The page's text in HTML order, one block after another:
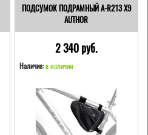
ПОДСУМОК ПОДРАМНЫЙ A-R213 X9
AUTHOR
2 340 pуб.
Наличие: в наличии